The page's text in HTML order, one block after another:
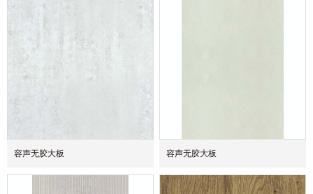
容声无胶大板 容声无胶大板